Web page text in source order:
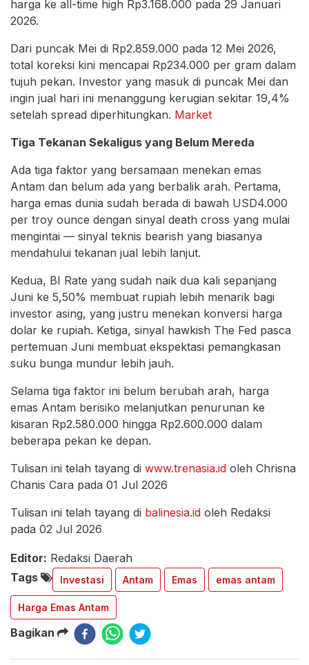
harga ke all-time high Rp3.168.000 pada 29 Januari
2026.
Dari puncak Mei di Rp2.859.000 pada 12 Mei 2026,
total koreksi kini mencapai Rp234.000 per gram dalam
tujuh pekan. Investor yang masuk di puncak Mei dan
ingin jual hari ini menanggung kerugian sekitar 19,4%
setelah spread diperhitungkan. Market
Tiga Tekanan Sekaligus yang Belum Mereda
Ada tiga faktor yang bersamaan menekan emas
Antam dan belum ada yang berbalik arah. Pertama,
harga emas dunia sudah berada di bawah USD4.000
per troy ounce dengan sinyal death cross yang mulai
mengintai — sinyal teknis bearish yang biasanya
mendahului tekanan jual lebih lanjut.
Kedua, BI Rate yang sudah naik dua kali sepanjang
Juni ke 5,50% membuat rupiah lebih menarik bagi
investor asing, yang justru menekan konversi harga
dolar ke rupiah. Ketiga, sinyal hawkish The Fed pasca
pertemuan Juni membuat ekspektasi pemangkasan
suku bunga mundur lebih jauh.
Selama tiga faktor ini belum berubah arah, harga
emas Antam berisiko melanjutkan penurunan ke
kisaran Rp2.580.000 hingga Rp2.600.000 dalam
beberapa pekan ke depan.
Tulisan ini telah tayang di www.trenasia.id oleh Chrisna
Chanis Cara pada 01 Jul 2026
Tulisan ini telah tayang di balinesia.id oleh Redaksi
pada 02 Jul 2026
Editor: Redaksi Daerah
Tags
Investasi Antam Emas emas antam
Harga Emas Antam
Bagikan